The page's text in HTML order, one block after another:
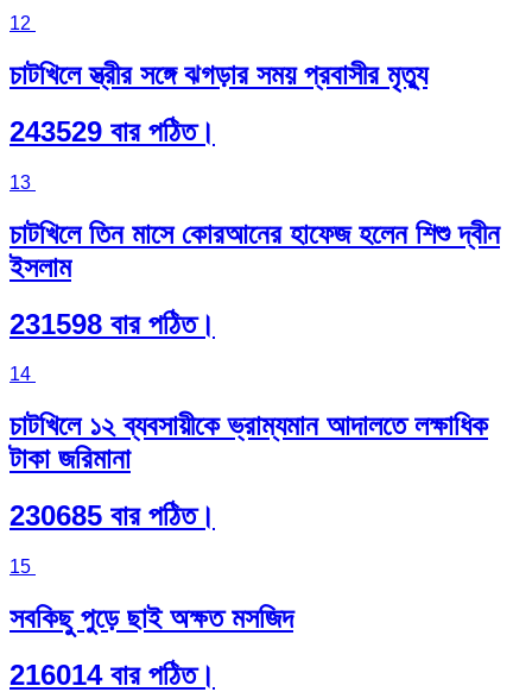
12
চাটখিলে স্ত্রীর সঙ্গে ঝগড়ার সময় প্রবাসীর মৃত্যু
243529 বার পঠিত।
13
চাটখিলে তিন মাসে কোরআনের হাফেজ হলেন শিশু দ্বীন
ইসলাম
231598 বার পঠিত।
14
চাটখিলে ১২ ব্যবসায়ীকে ভ্রাম্যমান আদালতে লক্ষাধিক
টাকা জরিমানা
230685 বার পঠিত।
15
সবকিছু পুড়ে ছাই অক্ষত মসজিদ
216014 বার পঠিত।